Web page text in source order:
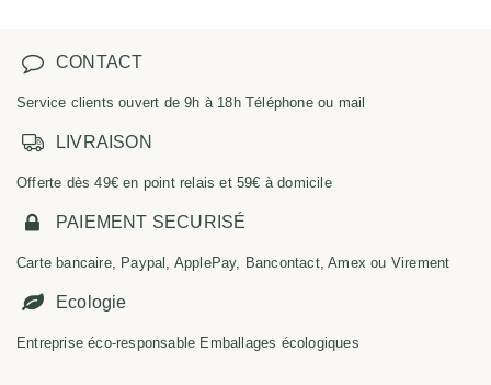
CONTACT
Service clients ouvert de 9h à 18h Téléphone ou mail
LIVRAISON
Offerte dès 49€ en point relais et 59€ à domicile
PAIEMENT SECURISÉ
Carte bancaire, Paypal, ApplePay, Bancontact, Amex ou Virement
Ecologie
Entreprise éco-responsable Emballages écologiques